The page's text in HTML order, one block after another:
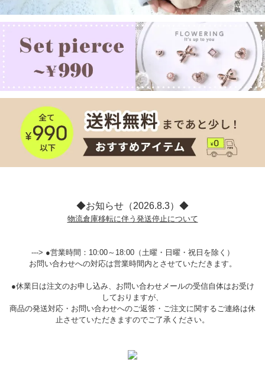
◆お知らせ（2026.8.3）◆
物流倉庫移転に伴う発送停止について
---> ●営業時間：10:00～18:00（土曜・日曜・祝日を除く）
お問い合わせへの対応は営業時間内とさせていただきます。
●休業日は注文のお申し込み、お問い合わせメールの受信自体はお受け
しておりますが、
商品の発送対応・お問い合わせへのご返答・ご注文に関するご連絡は休
止させていただきますのでご了承ください。